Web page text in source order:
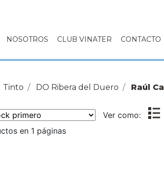
NOSOTROS CLUB VINATER CONTACTO
Tinto DO Ribera del Duero Raúl
Ver como:
en 1 páginas